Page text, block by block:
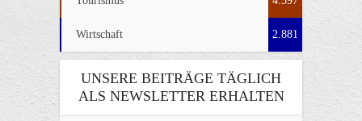
Wirtschaft 2.881
UNSERE BEITRÄGE TÄGLICH
ALS NEWSLETTER ERHALTEN